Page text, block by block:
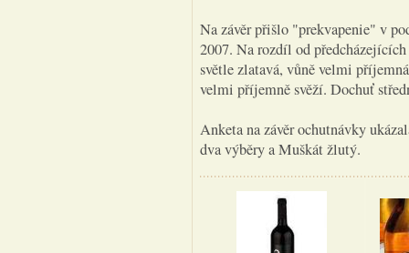
Na závěr přišlo "prekvapenie" v
2007. Na rozdíl od
světle zlatavá, vůně velmi
velmi příjemně svěží. Dochuť
Anketa na závěr ochutnávky
dva výběry a Muškát žlutý.